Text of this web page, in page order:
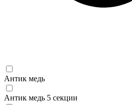
Антик медь
Антик медь 5 секции